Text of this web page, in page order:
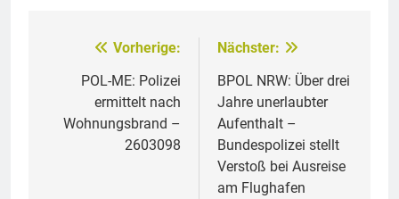
Beitragsnavigation
Vorherige:
POL-ME: Polizei
ermittelt nach
Wohnungsbrand –
2603098
Nächster:
BPOL NRW: Über drei
Jahre unerlaubter
Aufenthalt –
Bundespolizei stellt
Verstoß bei Ausreise
am Flughafen